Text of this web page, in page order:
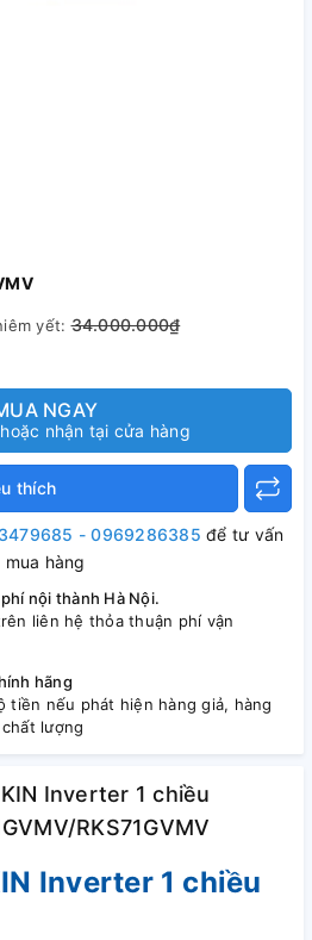
yết:34.000.000₫
NGAY
nhận tại cửa hàng
thích
- 0969286385 để tư vấn
mua hàng
nội thành Hà Nội.
liên hệ thỏa thuận phí vận
hãng
tiền nếu phát hiện hàng giả, hàng
lượng
Inverter 1 chiều
RKS71GVMV
Inverter 1 chiều